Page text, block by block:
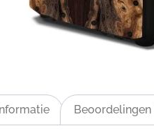
Beoordelingen